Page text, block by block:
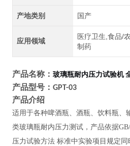
产地类别 国产
应用领域
医疗卫生,食品/
制药
产品名称： 玻璃瓶耐内压力试验机
产品型号： GPT-03
产品介绍
适用于各种啤酒瓶、酒瓶、饮料瓶、
类玻璃瓶耐内压力测试，产品依据
压力试验方法 标准中实验项目规定